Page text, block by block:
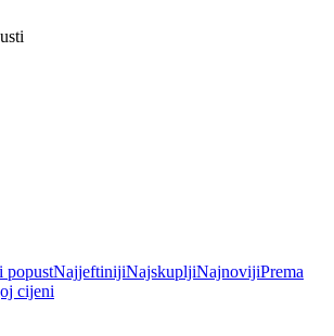
popustNajjeftinijiNajskupljiNajnovijiPrema
cijeni